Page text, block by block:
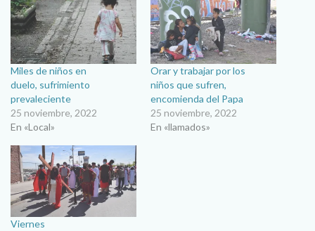
Miles de niños en
duelo, sufrimiento
prevaleciente
25 noviembre, 2022
En «Local»
Orar y trabajar por los
niños que sufren,
encomienda del Papa
25 noviembre, 2022
En «llamados»
Viernes